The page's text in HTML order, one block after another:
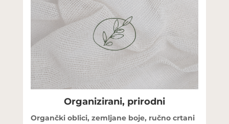
Organizirani, prirodni
Organčki oblici, zemljane boje, ručno crtani